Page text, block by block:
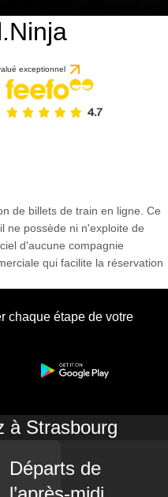
exceptionnel
de billets de train en ligne. Ce
ne possède ni n'exploite de
d'aucune compagnie
qui facilite la réservation
chaque étape de votre
à Strasbourg
Départs de